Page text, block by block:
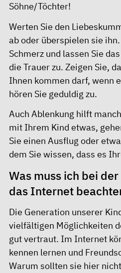
Söhne/Töchter!
Werten Sie den
ab oder überspielen sie
Schmerz und lassen Sie
die Trauer zu. Zeigen Sie,
Ihnen kommen darf, wenn
hören Sie geduldig zu.
Auch Ablenkung hilft
mit Ihrem Kind etwas,
Sie einen Ausflug oder
dem Sie wissen, dass es
Was muss ich bei
das Internet
Die Generation unserer
vielfältigen Möglichkeiten
gut vertraut. Im Internet
kennen lernen und
Warum sollten sie hier